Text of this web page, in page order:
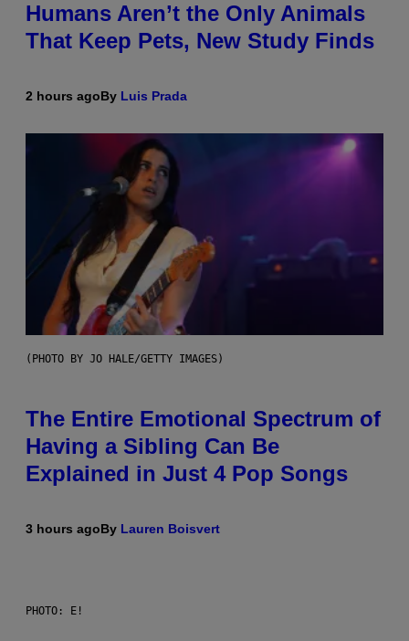
Humans Aren’t the Only Animals
That Keep Pets, New Study Finds
2 hours agoBy Luis Prada
(PHOTO BY JO HALE/GETTY IMAGES)
The Entire Emotional Spectrum of
Having a Sibling Can Be
Explained in Just 4 Pop Songs
3 hours agoBy Lauren Boisvert
PHOTO: E!